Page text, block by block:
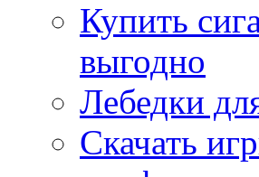
Купить
выгодно
Лебедки
Скачать